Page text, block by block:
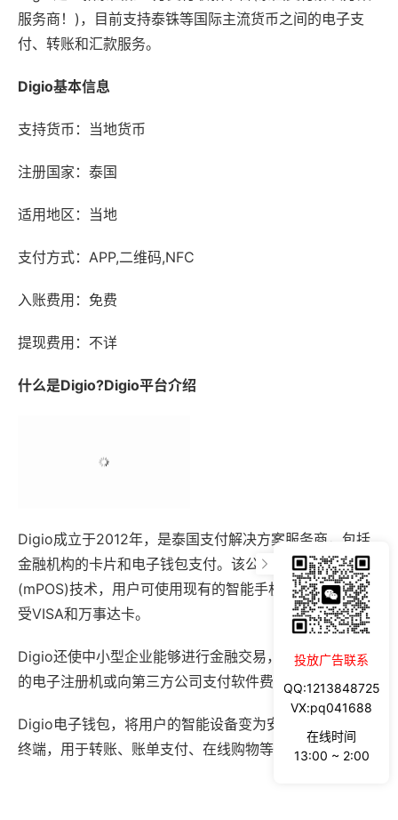
服务商！)，目前支持泰铢等国际主流货币之间的电子支
付、转账和汇款服务。
Digio基本信息
支持货币：当地货币
注册国家：泰国
适用地区：当地
支付方式：APP,二维码,NFC
入账费用：免费
提现费用：不详
什么是Digio?Digio平台介绍
Digio成立于2012年，是泰国支付解决方案服务商，包括
金融机构的卡片和电子钱包支付。该公司使用移动销售点
(mPOS)技术，用户可使用现有的智能手机或平板电脑接
受VISA和万事达卡。
Digio还使中小型企业能够进行金融交易，而无需投资昂贵
的电子注册机或向第三方公司支付软件费用。
Digio电子钱包，将用户的智能设备变为安全的信用卡接收
终端，用于转账、账单支付、在线购物等。
投放广告联系
QQ:1213848725
VX:pq041688
在线时间
13:00 ~ 2:00